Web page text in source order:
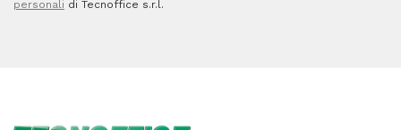
personali di Tecnoffice s.r.l.